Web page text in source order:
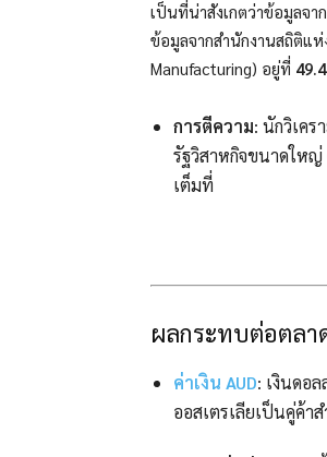
เป็นที่น่าสังเกตว่าข้อมูลจาก
ข้อมูลจากสำนักงานสถิติแ
Manufacturing) อยู่ที่ 49.4
การตีความ: นักวิเค
รัฐวิสาหกิจขนาดใหญ่
เต็มที่
ผลกระทบต่อตลา
ค่าเงิน AUD: เงินดอ
ออสเตรเลียเป็นคู่ค้า